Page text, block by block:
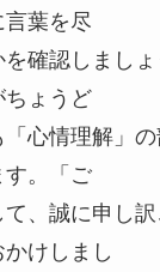
葉を尽
確認しまし
ちょうど
心情理解」
す。「ご
、誠に申し
けしまし